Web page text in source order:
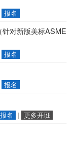
报名
对新版美标ASME
报名
报名
报名 | 更多开班